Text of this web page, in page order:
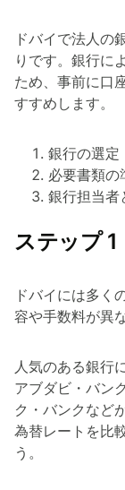
ドバイで法人の
りです。銀行に
ため、事前に口
すすめします。
銀行の選定
必要書類の
銀行担当者
ステップ 1
ドバイには多く
容や手数料が異
人気のある銀行
アブダビ・バン
ク・バンクなど
為替レートを比
う。